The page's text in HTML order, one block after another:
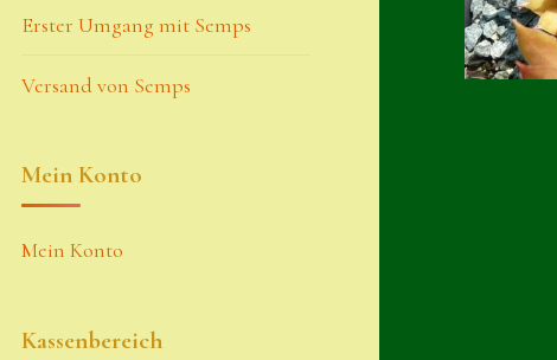
Erster Umgang mit Semps
Versand von Semps
Mein Konto
Mein Konto
Kassenbereich